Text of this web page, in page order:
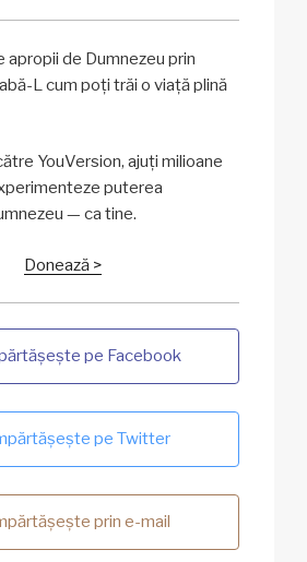
apropii de Dumnezeu prin
L cum poți trăi o viață plină
YouVersion, ajuți milioane
puterea
— ca tine.
Donează >
pe Facebook
pe Twitter
prin e-mail